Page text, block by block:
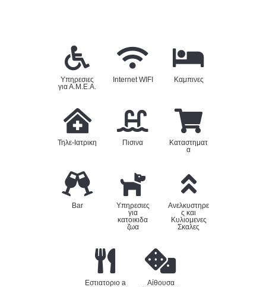
Υπηρεσιες
για Α.Μ.Ε.Α.
Internet WIFI Καμπινες
Τηλε-Ιατρικη Πισινα
Καταστηματ
α
Bar
Υπηρεσιες
για
κατοικιδα
ζωα
Ανελκυστηρε
ς και
Κυλιομενες
Σκαλες
Εστιατοριο a
Αίθουσα